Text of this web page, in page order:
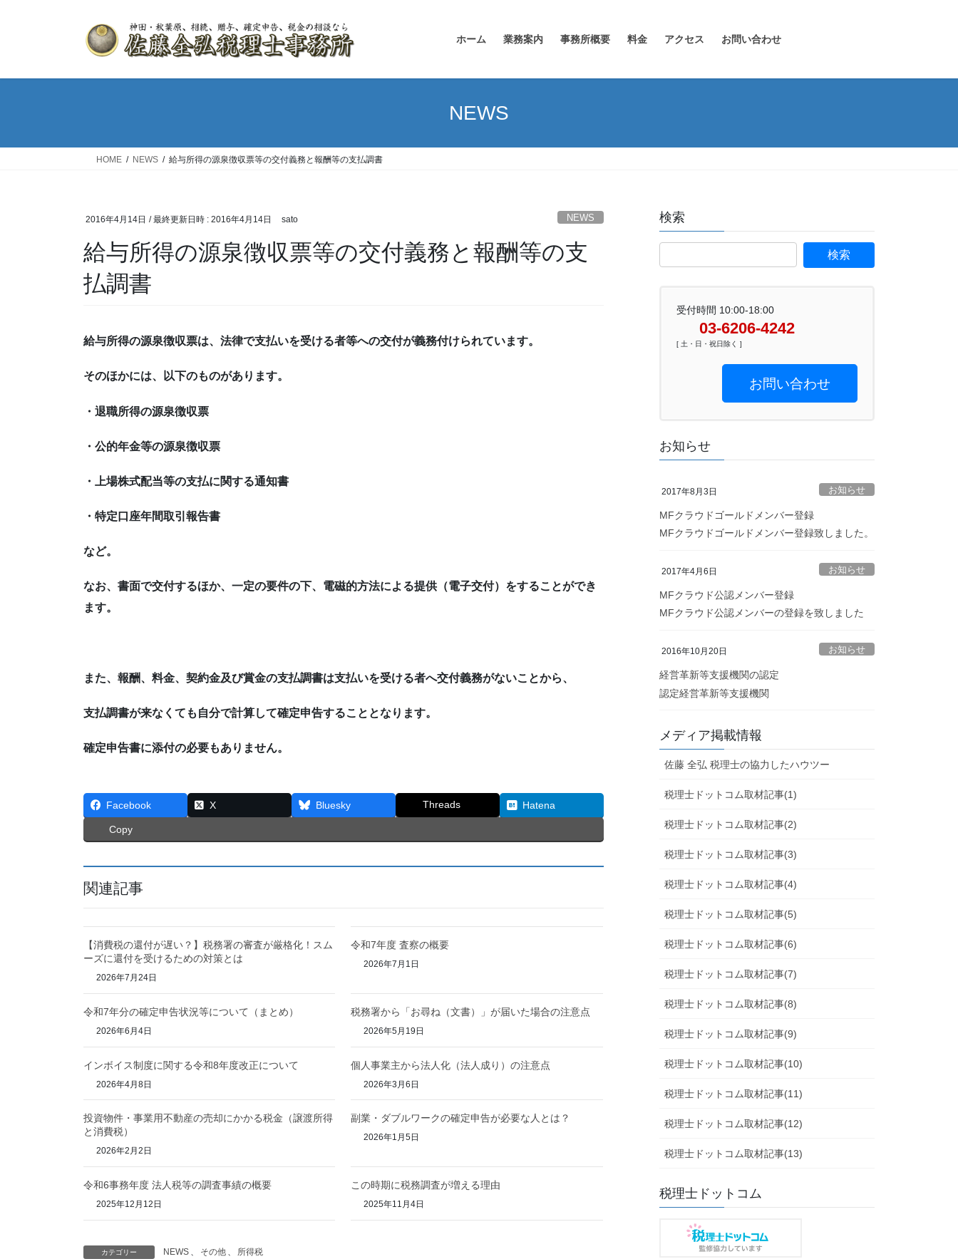
ホーム 業務案内 事務所概要 料金 アクセス お問い合わせ
NEWS
HOME NEWS 給与所得の源泉徴収票等の交付義務と報酬等の支払調書
2016年4月14日 / 最終更新日時 : 2016年4月14日 sato NEWS
給与所得の源泉徴収票等の交付義務と報酬等の支
払調書
給与所得の源泉徴収票は、法律で支払いを受ける者等への交付が義務付けられています。
そのほかには、以下のものがあります。
・退職所得の源泉徴収票
・公的年金等の源泉徴収票
・上場株式配当等の支払に関する通知書
・特定口座年間取引報告書
など。
なお、書面で交付するほか、一定の要件の下、電磁的方法による提供（電子交付）をすることができ
ます。
また、報酬、料金、契約金及び賞金の支払調書は支払いを受ける者へ交付義務がないことから、
支払調書が来なくても自分で計算して確定申告することとなります。
確定申告書に添付の必要もありません。
Facebook X Bluesky Threads Hatena
Copy
関連記事
【消費税の還付が遅い？】税務署の審査が厳格化！スム
ーズに還付を受けるための対策とは
2026年7月24日
令和7年度 査察の概要
2026年7月1日
令和7年分の確定申告状況等について（まとめ）
2026年6月4日
税務署から「お尋ね（文書）」が届いた場合の注意点
2026年5月19日
インボイス制度に関する令和8年度改正について
2026年4月8日
個人事業主から法人化（法人成り）の注意点
2026年3月6日
投資物件・事業用不動産の売却にかかる税金（譲渡所得
と消費税）
2026年2月2日
副業・ダブルワークの確定申告が必要な人とは？
2026年1月5日
令和6事務年度 法人税等の調査事績の概要
2025年12月12日
この時期に税務調査が増える理由
2025年11月4日
カテゴリー NEWS 、 その他 、 所得税
検索
受付時間 10:00-18:00
03-6206-4242
[ 土・日・祝日除く ]
お問い合わせ
お知らせ
2017年8月3日 お知らせ
MFクラウドゴールドメンバー登録
MFクラウドゴールドメンバー登録致しました。
2017年4月6日 お知らせ
MFクラウド公認メンバー登録
MFクラウド公認メンバーの登録を致しました
2016年10月20日 お知らせ
経営革新等支援機関の認定
認定経営革新等支援機関
メディア掲載情報
佐藤 全弘 税理士の協力したハウツー
税理士ドットコム取材記事(1)
税理士ドットコム取材記事(2)
税理士ドットコム取材記事(3)
税理士ドットコム取材記事(4)
税理士ドットコム取材記事(5)
税理士ドットコム取材記事(6)
税理士ドットコム取材記事(7)
税理士ドットコム取材記事(8)
税理士ドットコム取材記事(9)
税理士ドットコム取材記事(10)
税理士ドットコム取材記事(11)
税理士ドットコム取材記事(12)
税理士ドットコム取材記事(13)
税理士ドットコム